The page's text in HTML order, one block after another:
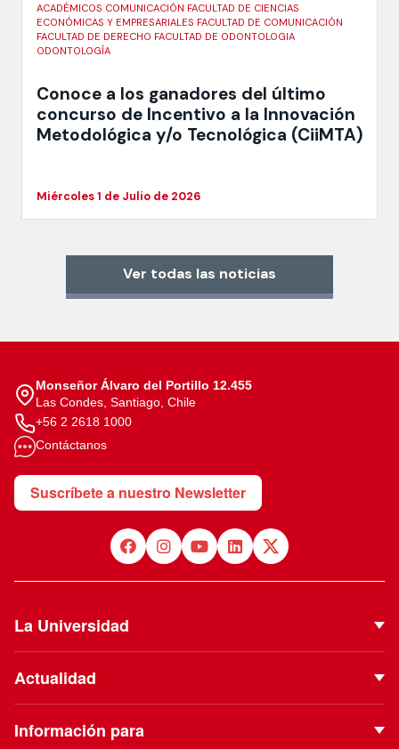
ACADÉMICOS COMUNICACIÓN FACULTAD DE CIENCIAS
ECONÓMICAS Y EMPRESARIALES FACULTAD DE COMUNICACIÓN
FACULTAD DE DERECHO FACULTAD DE ODONTOLOGIA
ODONTOLOGÍA
Conoce a los ganadores del último
concurso de Incentivo a la Innovación
Metodológica y/o Tecnológica (CiiMTA)
Miércoles 1 de Julio de 2026
Ver todas las noticias
Monseñor Álvaro del Portillo 12.455
Las Condes, Santiago, Chile
+56 2 2618 1000
Contáctanos
Suscríbete a nuestro Newsletter
La Universidad
Proyecto Institucional
Actualidad
Información para